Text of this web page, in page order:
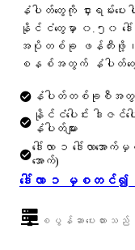
နံပါတ်တွေကို ငှားရမ်းပေ
နိုင်ငံတွေမှာ ၀.၅၀ ဒေါ်
အပိုတစ်ခု ဖန်တီးဖို့၊
စနစ်အတွက် နံပါတ်တွေကို
နံပါတ်တစ်ခုစီအတွက်
နိုင်ငံပေါင်း ဒါဇင်ပေ
နံပါတ်များ
ဒေါ်လာ ၁ ဒေါ်လာအေ
အောက်)
ဒေါ်လာ ၁ မှစတင်
စပွန်ဆာပေးထားသည်